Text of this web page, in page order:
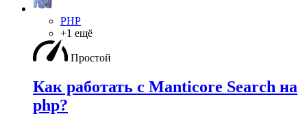
PHP
+1 ещё
Простой
Как работать с Manticore Search на
php?